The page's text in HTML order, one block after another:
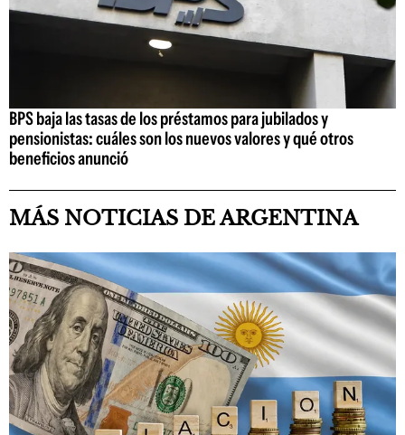
BPS baja las tasas de los préstamos para jubilados y
pensionistas: cuáles son los nuevos valores y qué otros
beneficios anunció
MÁS NOTICIAS DE ARGENTINA